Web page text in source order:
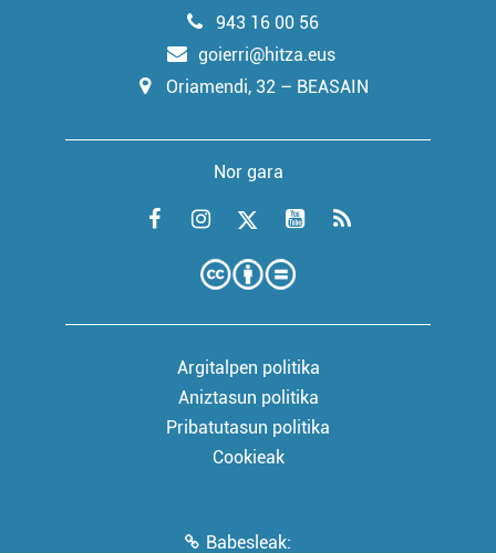
943 16 00 56
goierri@hitza.eus
Oriamendi, 32 – BEASAIN
Nor gara
Argitalpen politika
Aniztasun politika
Pribatutasun politika
Cookieak
Babesleak: